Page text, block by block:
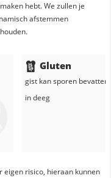
hebt. We zullen je
afstemmen
Gluten
gistkan sporen
indeeg
eigen risico, hieraan kunnen